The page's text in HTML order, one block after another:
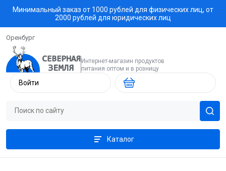
Минимальный заказ от 1000 рублей для физических лиц, от
2000 рублей для юридических лиц
Оренбург
Интернет-магазин продуктов
питания оптом и в розницу
Войти
Каталог